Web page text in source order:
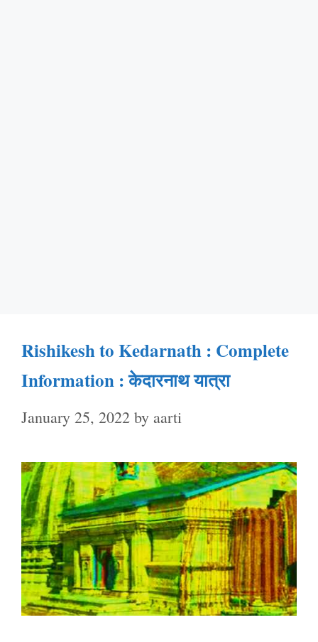
Rishikesh to Kedarnath : Complete
Information : केदारनाथ यात्रा
January 25, 2022 by aarti